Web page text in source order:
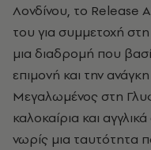
Λονδίνου, το Release
του για συμμετοχή
μια διαδρομή που
επιμονή και την
Μεγαλωμένος στη
καλοκαίρια και
νωρίς μια ταυτότητα